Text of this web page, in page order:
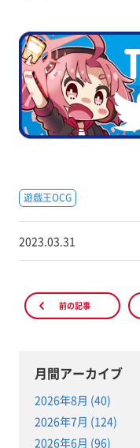
遊戯王OCG
2023.03.31
前の記事
月間アーカイブ
2026年8月 (40)
2026年7月 (124)
2026年6月 (96)